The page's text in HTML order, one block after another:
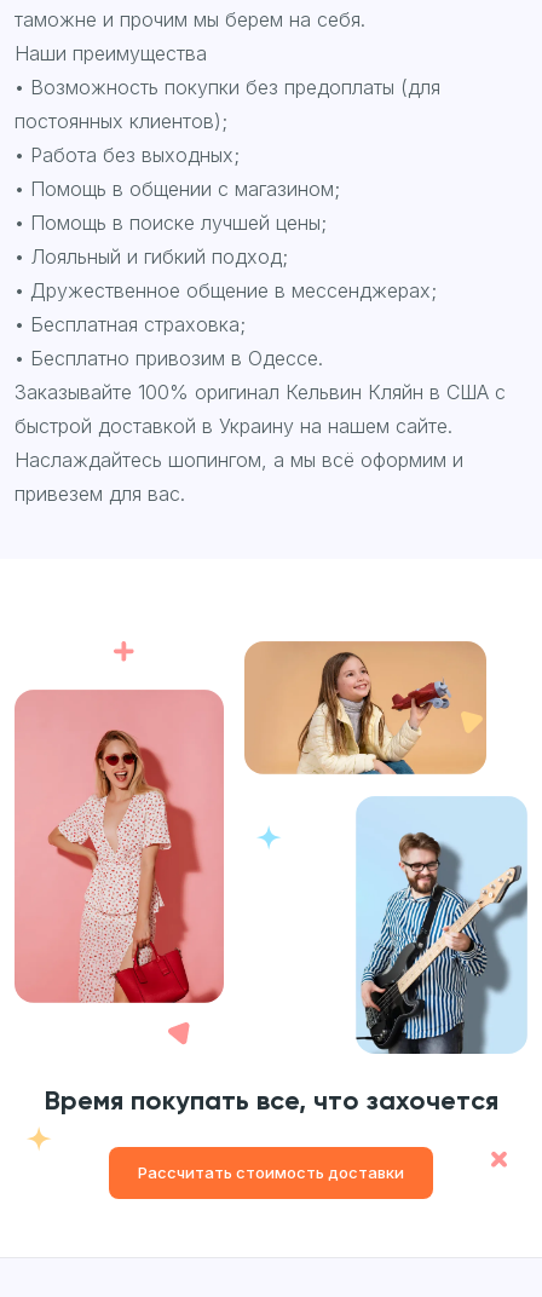
таможне и прочим мы берем на себя.
Наши преимущества
• Возможность покупки без предоплаты (для
постоянных клиентов);
• Работа без выходных;
• Помощь в общении с магазином;
• Помощь в поиске лучшей цены;
• Лояльный и гибкий подход;
• Дружественное общение в мессенджерах;
• Бесплатная страховка;
• Бесплатно привозим в Одессе.
Заказывайте 100% оригинал Кельвин Кляйн в США с
быстрой доставкой в Украину на нашем сайте.
Наслаждайтесь шопингом, а мы всё оформим и
привезем для вас.
Время покупать все, что захочется
Рассчитать стоимость доставки